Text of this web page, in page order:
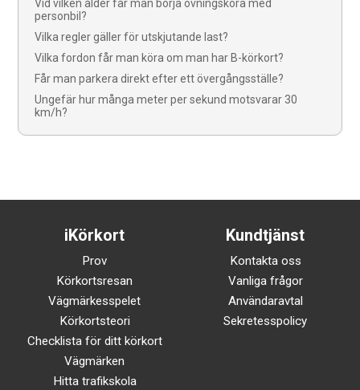
Vid vilken ålder får man börja övningsköra med
personbil?
Vilka regler gäller för utskjutande last?
Vilka fordon får man köra om man har B-körkort?
Får man parkera direkt efter ett övergångsställe?
Ungefär hur många meter per sekund motsvarar 30
km/h?
iKörkort
Prov
Körkortsresan
Vägmärkesspelet
Körkortsteori
Checklista för ditt körkort
Vägmärken
Hitta trafikskola
Kundtjänst
Kontakta oss
Vanliga frågor
Användaravtal
Sekretesspolicy